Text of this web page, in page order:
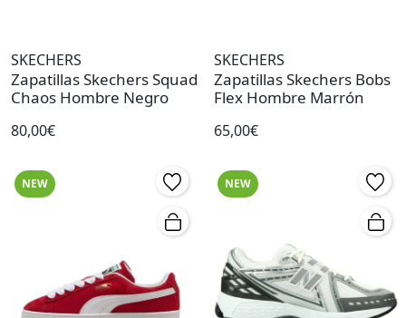
SKECHERS
Zapatillas Skechers Squad
Chaos Hombre Negro
80,00€
SKECHERS
Zapatillas Skechers Bobs
Flex Hombre Marrón
65,00€
NEW NEW